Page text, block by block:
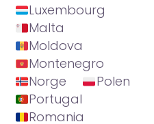
Luxembourg
Malta
Moldova
Montenegro
Norge
Polen
Portugal
Romania